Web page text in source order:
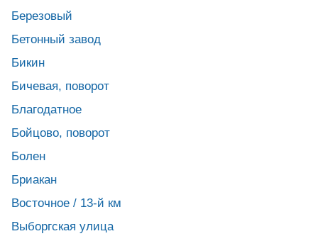
Березовый
Бетонный завод
Бикин
Бичевая, поворот
Благодатное
Бойцово, поворот
Болен
Бриакан
Восточное / 13-й км
Выборгская улица